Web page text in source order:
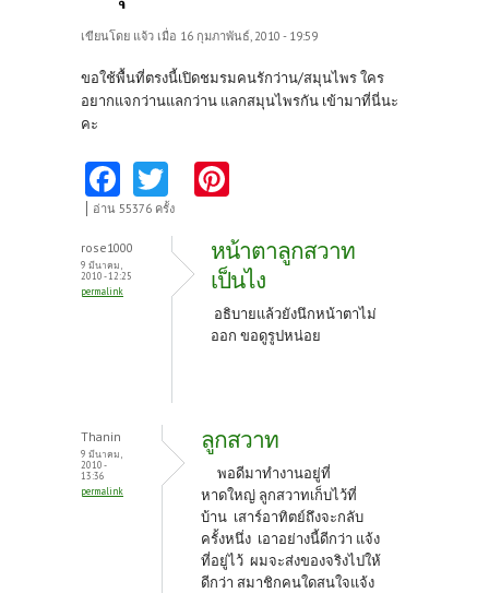
เขียนโดย แจ้ว เมื่อ 16 กุมภาพันธ์, 2010 - 19:59
ขอใช้พื้นที่ตรงนี้เปิดชมรมคนรักว่าน/สมุนไพร ใคร
อยากแจกว่านแลกว่าน แลกสมุนไพรกัน เข้ามาที่นี่นะ
คะ
Fa
ce
b
o
w
itt
er
er
es
t
อ่าน 55376 ครั้ง
rose1000
9 มีนาคม,
2010 - 12:25
permalink
หน้าตาลูกสวาท
เป็นไง
อธิบายแล้วยังนึกหน้าตาไม่
ออก ขอดูรูปหน่อย
Thanin
9 มีนาคม,
2010 -
13:36
permalink
ลูกสวาท
พอดีมาทำงานอยู่ที่
หาดใหญ่ ลูกสวาทเก็บไว้ที่
บ้าน เสาร์อาทิตย์ถึงจะกลับ
ครั้งหนึ่ง เอาอย่างนี้ดีกว่า แจ้ง
ที่อยู่ไว้ ผมจะส่งของจริงไปให้
ดีกว่า สมาชิกคนใดสนใจแจ้ง